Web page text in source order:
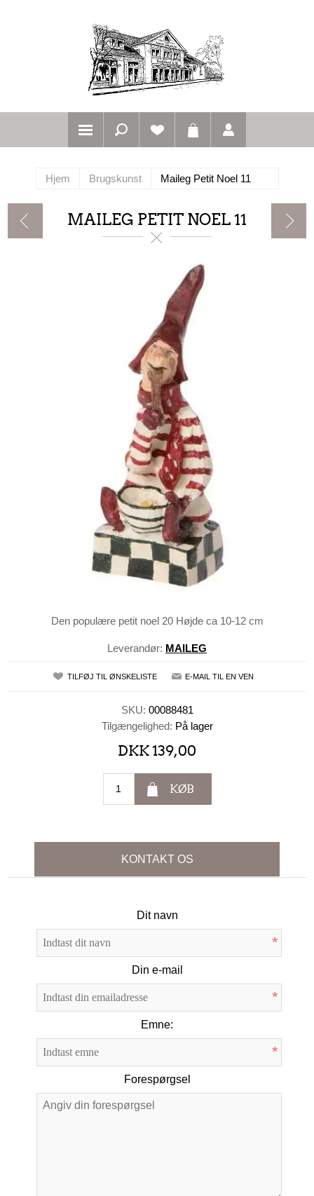
Hjem Brugskunst Maileg Petit Noel 11
MAILEG PETIT NOEL 11
Den populære petit noel 20 Højde ca 10-12 cm
Leverandør: MAILEG
TILFØJ TIL ØNSKELISTE E-MAIL TIL EN VEN
SKU: 00088481
Tilgængelighed: På lager
DKK 139,00
KØB
KONTAKT OS
Dit navn
*
Din e-mail
*
Emne:
*
Forespørgsel